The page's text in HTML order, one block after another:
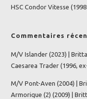
HSC Condor Vitesse
Commentaires
M/V Islander (2023) |
Caesarea Trader (1996,
M/V Pont-Aven (2004) |
Armorique (2) (2009) |